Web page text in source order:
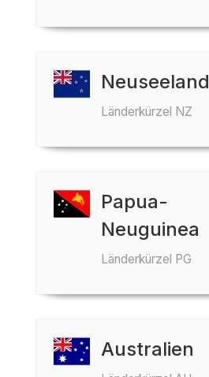
Neuseeland
Länderkürzel NZ
Papua-
Neuguinea
Länderkürzel PG
Australien